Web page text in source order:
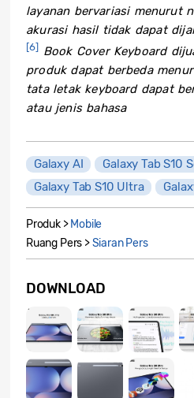
layanan bervariasi menurut
akurasi hasil tidak dapat
[6] Book Cover Keyboard
produk dapat berbeda
tata letak keyboard dapat
atau jenis bahasa
Galaxy AI
Galaxy Tab S10
Galaxy Tab S10 Ultra
Produk > Mobile
Ruang Pers >Siaran Pers
DOWNLOAD